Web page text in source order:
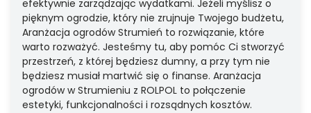
efektywnie zarządzając wydatkami. Jeżeli myślisz o
pięknym ogrodzie, który nie zrujnuje Twojego budżetu,
Aranżacja ogrodów Strumień to rozwiązanie, które
warto rozważyć. Jesteśmy tu, aby pomóc Ci stworzyć
przestrzeń, z której będziesz dumny, a przy tym nie
będziesz musiał martwić się o finanse. Aranżacja
ogrodów w Strumieniu z ROLPOL to połączenie
estetyki, funkcjonalności i rozsądnych kosztów.